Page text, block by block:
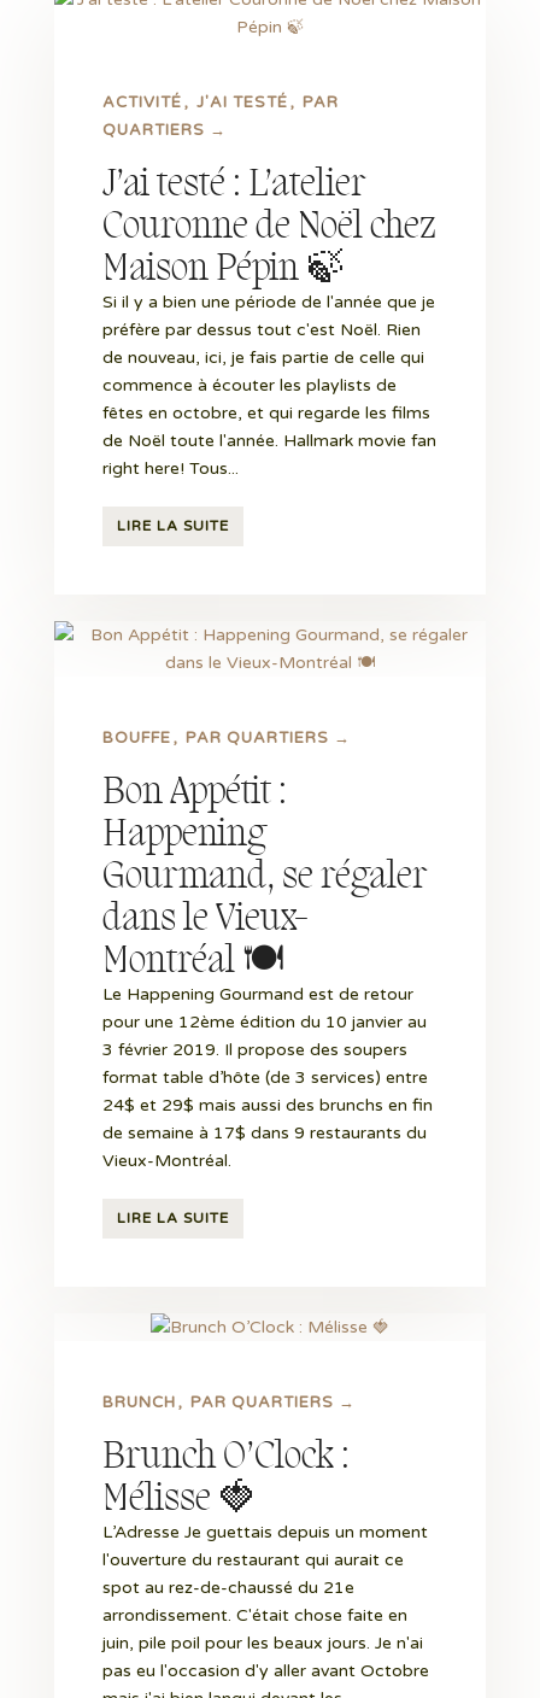
J’ai testé : L’atelier
Couronne de Noël chez
Maison Pépin 🍃
ACTIVITÉ J'AI TESTÉ
PAR
QUARTIERS →
Si il y a bien une période de l'année que je
préfère par dessus tout c'est Noël. Rien
de nouveau, ici, je fais partie de celle qui
commence à écouter les playlists de
fêtes en octobre, et qui regarde les films
de Noël toute l'année. Hallmark movie fan
right here! Tous...
LIRE LA SUITE
Bon Appétit :
Happening
Gourmand, se régaler
dans le Vieux-
Montréal 🍽
BOUFFE PAR QUARTIERS →
Le Happening Gourmand est de retour
pour une 12ème édition du 10 janvier au
3 février 2019. Il propose des soupers
format table d’hôte (de 3 services) entre
24$ et 29$ mais aussi des brunchs en fin
de semaine à 17$ dans 9 restaurants du
Vieux-Montréal.
LIRE LA SUITE
Brunch O’Clock :
Mélisse 🍓
BRUNCH PAR QUARTIERS →
L’Adresse Je guettais depuis un moment
l'ouverture du restaurant qui aurait ce
spot au rez-de-chaussé du 21e
arrondissement. C'était chose faite en
juin, pile poil pour les beaux jours. Je n'ai
pas eu l'occasion d'y aller avant Octobre